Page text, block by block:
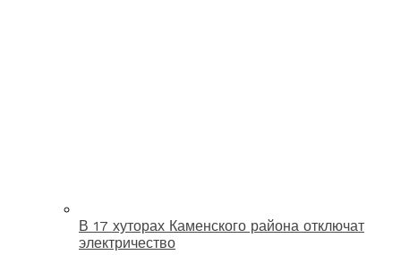
В 17 хуторах Каменского района отключат
электричество